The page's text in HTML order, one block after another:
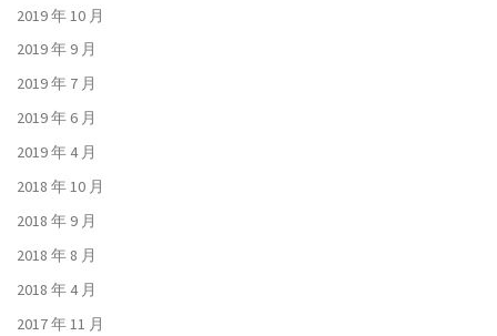
2019 年 10 月
2019 年 9 月
2019 年 7 月
2019 年 6 月
2019 年 4 月
2018 年 10 月
2018 年 9 月
2018 年 8 月
2018 年 4 月
2017 年 11 月